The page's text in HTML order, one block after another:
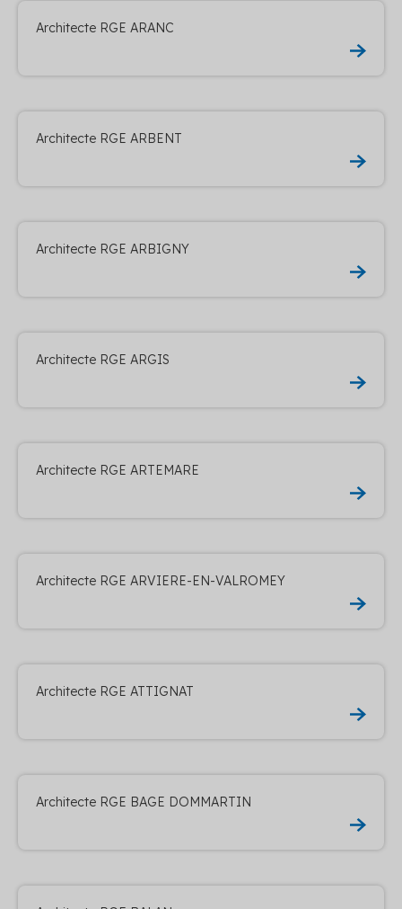
Architecte RGE ARANC
Architecte RGE ARBENT
Architecte RGE ARBIGNY
Architecte RGE ARGIS
Architecte RGE ARTEMARE
Architecte RGE ARVIERE-EN-VALROMEY
Architecte RGE ATTIGNAT
Architecte RGE BAGE DOMMARTIN